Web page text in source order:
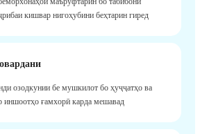
кишвар нигоҳубини беҳтарин гиред
озодкунии бе мушкилот бо ҳуҷҷатҳо ва
иншоотҳо ғамхорӣ карда мешавад